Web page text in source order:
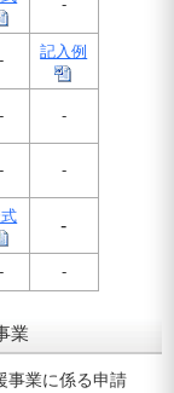
-
- 記入例
- -
- -
-
- -
業
事業に係る申請